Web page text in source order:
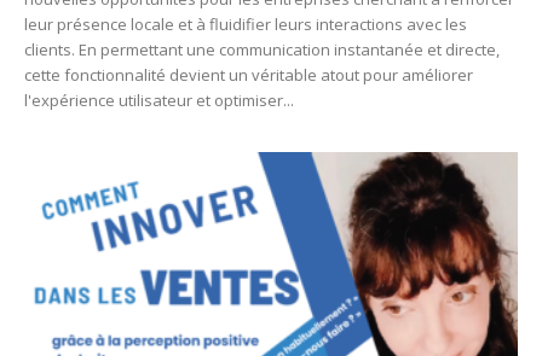
leur présence locale et à fluidifier leurs interactions avec les
clients. En permettant une communication instantanée et directe,
cette fonctionnalité devient un véritable atout pour améliorer
l'expérience utilisateur et optimiser...